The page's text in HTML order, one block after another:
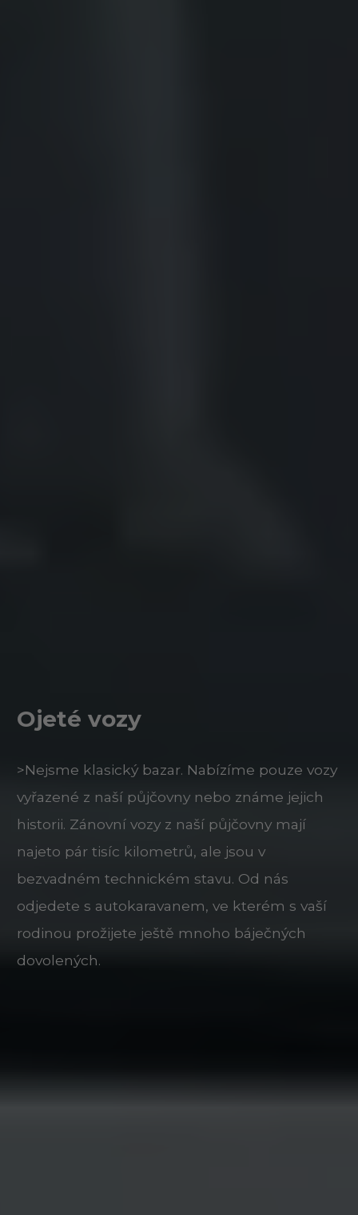
Ojeté vozy
>Nejsme klasický bazar. Nabízíme pouze vozy
vyřazené z naší půjčovny nebo známe jejich
historii. Zánovní vozy z naší půjčovny mají
najeto pár tisíc kilometrů, ale jsou v
bezvadném technickém stavu. Od nás
odjedete s autokaravanem, ve kterém s vaší
rodinou prožijete ještě mnoho báječných
dovolených.